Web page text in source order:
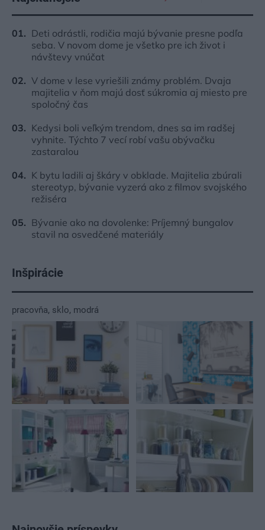
Deti odrástli, rodičia majú bývanie presne podľa
seba. V novom dome je všetko pre ich život i
návštevy vnúčat
V dome v lese vyriešili známy problém. Dvaja
majitelia v ňom majú dosť súkromia aj miesto pre
spoločný čas
Kedysi boli veľkým trendom, dnes sa im radšej
vyhnite. Týchto 7 vecí robí vašu obývačku
zastaralou
K bytu ladili aj škáry v obklade. Majitelia zbúrali
stereotyp, bývanie vyzerá ako z filmov svojského
režiséra
Bývanie ako na dovolenke: Príjemný bungalov
stavil na osvedčené materiály
Inšpirácie
pracovňa, sklo, modrá